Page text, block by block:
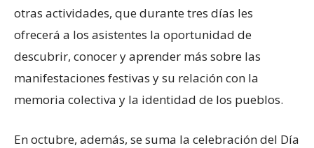
otras actividades, que durante tres días les
ofrecerá a los asistentes la oportunidad de
descubrir, conocer y aprender más sobre las
manifestaciones festivas y su relación con la
memoria colectiva y la identidad de los pueblos.
En octubre, además, se suma la celebración del Día